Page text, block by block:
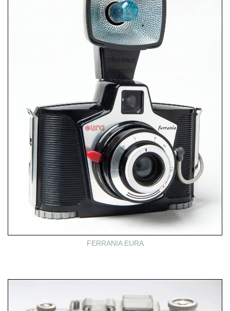
FERRANIA EURA